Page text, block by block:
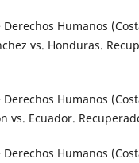
Humanos
vs. Honduras.
Humanos
vs. Ecuador.
Humanos